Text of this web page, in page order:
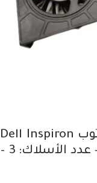
مروحة تبريد – متوافقة مع لاب توب Dell Inspiron
15R-N5010 و M5010 – فولت 5V – عدد الأسلاك: 3 –